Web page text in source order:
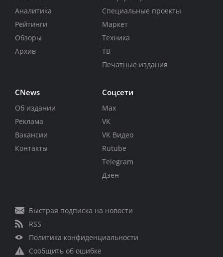
Аналитика
Рейтинги
Обзоры
Архив
Специальные проекты
Маркет
Техника
ТВ
Печатные издания
CNews
Об издании
Реклама
Вакансии
Контакты
Соцсети
Max
VK
VK Видео
Rutube
Telegram
Дзен
Быстрая подписка на новости
RSS
Политика конфиденциальности
Сообщить об ошибке